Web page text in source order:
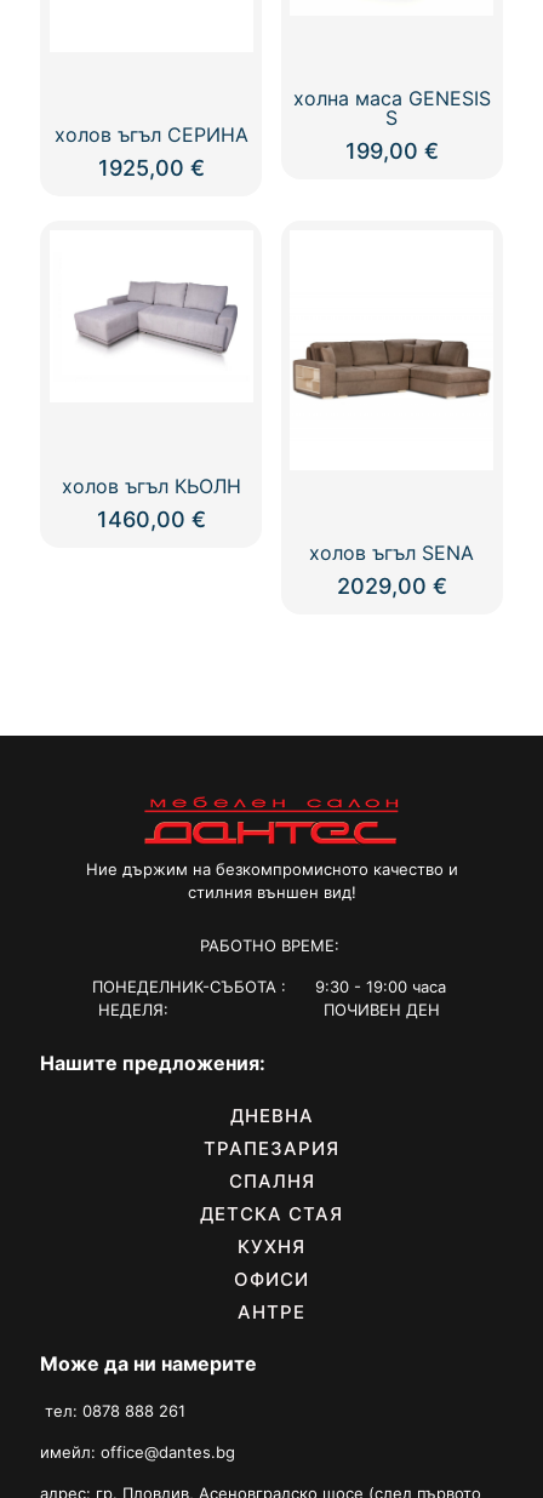
холов ъгъл СЕРИНА
1925,00 €
холна маса GENESIS
S
199,00 €
холов ъгъл КЬОЛН
1460,00 €
холов ъгъл SENA
2029,00 €
Ние държим на безкомпромисното качество и
стилния външен вид!
РАБОТНО ВРЕМЕ:
ПОНЕДЕЛНИК-СЪБОТА : 9:30 - 19:00 часа
НЕДЕЛЯ: ПОЧИВЕН ДЕН
Нашите предложения:
ДНЕВНА
ТРАПЕЗАРИЯ
СПАЛНЯ
ДЕТСКА СТАЯ
КУХНЯ
ОФИСИ
АНТРЕ
Може да ни намерите
тел: 0878 888 261
имейл: office@dantes.bg
адрес: гр. Пловдив, Асеновградско шосе (след първото